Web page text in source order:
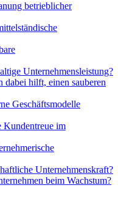
betrieblicher
Unternehmensleistung?
hilft, einen sauberen
Geschäftsmodelle
Kundentreue im
Unternehmenskraft?
beim Wachstum?